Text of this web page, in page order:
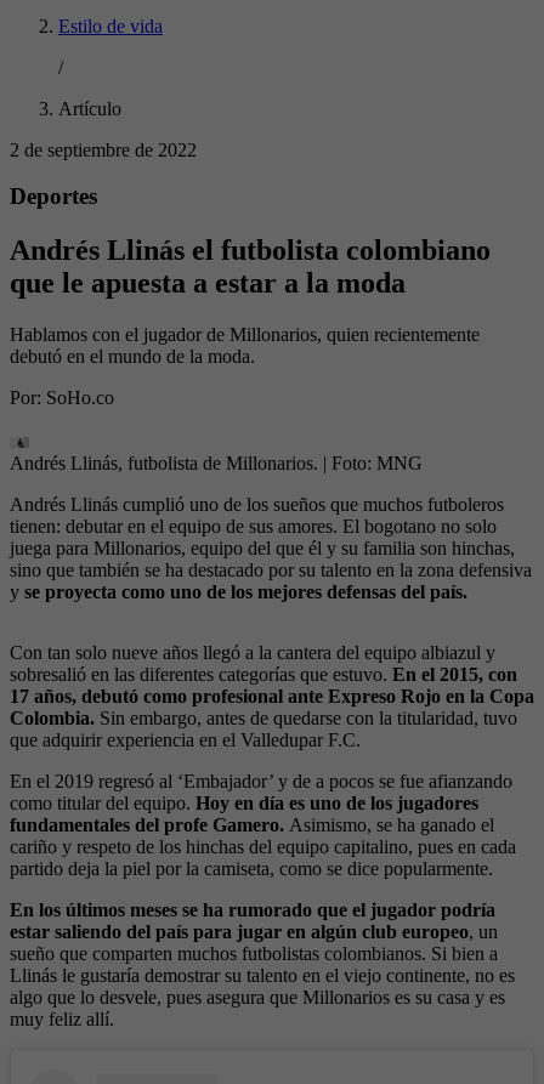
Estilo de vida
/
Artículo
2 de septiembre de 2022
Deportes
Andrés Llinás el futbolista colombiano
que le apuesta a estar a la moda
Hablamos con el jugador de Millonarios, quien recientemente
debutó en el mundo de la moda.
Por: SoHo.co
Andrés Llinás, futbolista de Millonarios. | Foto: MNG
Andrés Llinás cumplió uno de los sueños que muchos futboleros
tienen: debutar en el equipo de sus amores. El bogotano no solo
juega para Millonarios, equipo del que él y su familia son hinchas,
sino que también se ha destacado por su talento en la zona defensiva
y se proyecta como uno de los mejores defensas del país.
Con tan solo nueve años llegó a la cantera del equipo albiazul y
sobresalió en las diferentes categorías que estuvo. En el 2015, con
17 años, debutó como profesional ante Expreso Rojo en la Copa
Colombia. Sin embargo, antes de quedarse con la titularidad, tuvo
que adquirir experiencia en el Valledupar F.C.
En el 2019 regresó al ‘Embajador’ y de a pocos se fue afianzando
como titular del equipo. Hoy en día es uno de los jugadores
fundamentales del profe Gamero. Asimismo, se ha ganado el
cariño y respeto de los hinchas del equipo capitalino, pues en cada
partido deja la piel por la camiseta, como se dice popularmente.
En los últimos meses se ha rumorado que el jugador podría
estar saliendo del país para jugar en algún club europeo, un
sueño que comparten muchos futbolistas colombianos. Si bien a
Llinás le gustaría demostrar su talento en el viejo continente, no es
algo que lo desvele, pues asegura que Millonarios es su casa y es
muy feliz allí.